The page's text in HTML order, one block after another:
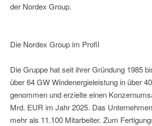
der Nordex Group.
Die Nordex Group im Profil
Die Gruppe hat seit ihrer Gründung 1985
über 64 GW Windenergieleistung in über
genommen und erzielte einen
Mrd. EUR im Jahr 2025. Das
mehr als 11.100 Mitarbeiter. Zum